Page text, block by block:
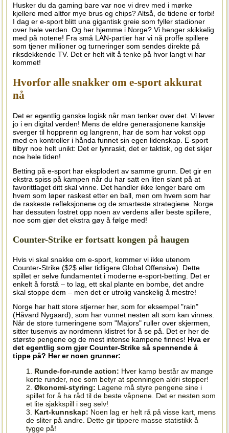
Husker du da gaming bare var noe vi drev med i mørke
kjellere med altfor mye brus og chips? Altså, de tidene er forbi!
I dag er e-sport blitt una gigantisk greie som fyller stadioner
over hele verden. Og her hjemme i Norge? Vi henger skikkelig
med på notene! Fra små LAN-partier har vi nå proffe spillere
som tjener millioner og turneringer som sendes direkte på
riksdekkende TV. Det er helt vilt å tenke på hvor langt vi har
kommet!
Hvorfor alle snakker om e-sport akkurat
nå
Det er egentlig ganske logisk når man tenker over det. Vi lever
jo i en digital verden! Mens de eldre generasjonene kanskje
sverger til hopprenn og langrenn, har de som har vokst opp
med en kontroller i hånda funnet sin egen lidenskap. E-sport
tilbyr noe helt unikt: Det er lynraskt, det er taktisk, og det skjer
noe hele tiden!
Betting på e-sport har eksplodert av samme grunn. Det gir en
ekstra spiss på kampen når du har satt en liten slant på at
favorittlaget ditt skal vinne. Det handler ikke lenger bare om
hvem som løper raskest etter en ball, men om hvem som har
de raskeste refleksjonene og de smarteste strategiene. Norge
har dessuten fostret opp noen av verdens aller beste spillere,
noe som gjør det ekstra gøy å følge med!
Counter-Strike er fortsatt kongen på haugen
Hvis vi skal snakke om e-sport, kommer vi ikke utenom
Counter-Strike ($2$ eller tidligere Global Offensive). Dette
spillet er selve fundamentet i moderne e-sport-betting. Det er
enkelt å forstå – to lag, ett skal plante en bombe, det andre
skal stoppe dem – men det er utrolig vanskelig å mestre!
Norge har hatt store stjerner her, som for eksempel "rain"
(Håvard Nygaard), som har vunnet nesten alt som kan vinnes.
Når de store turneringene som "Majors" ruller over skjermen,
sitter tusenvis av nordmenn klistret for å se på. Det er her de
største pengene og de mest intense kampene finnes! Hva er
det egentlig som gjør Counter-Strike så spennende å
tippe på? Her er noen grunner:
Runde-for-runde action: Hver kamp består av mange
korte runder, noe som betyr at spenningen aldri stopper!
Økonomi-styring: Lagene må styre pengene sine i
spillet for å ha råd til de beste våpnene. Det er nesten som
et lite sjakkspill i seg selv!
Kart-kunnskap: Noen lag er helt rå på visse kart, mens
de sliter på andre. Dette gir tippere masse statistikk å
tygge på!